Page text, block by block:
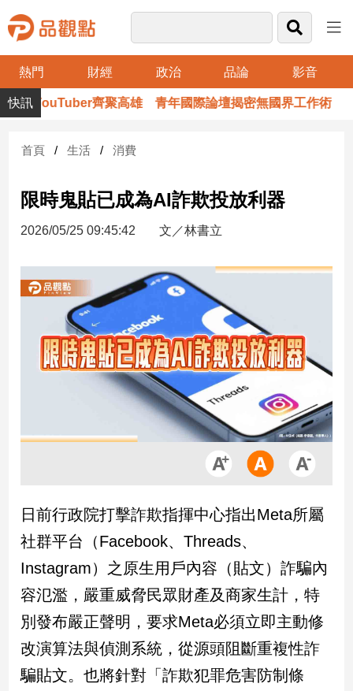
熱門 財經 政治 品論 影音
品
觀
財
台
財
新
聞
點
政
政
焦
點
品
觀
萬YouTuber齊聚高雄 青年國際論壇揭密無國界工作術
首頁 生活 消費
限時鬼貼已成為AI詐欺投放利器
2026/05/25 09:45:42 文／林書立
日前行政院打擊詐欺指揮中心指出Meta所屬
社群平台（Facebook、Threads、
Instagram）之原生用戶內容（貼文）詐騙內
容氾濫，嚴重威脅民眾財產及商家生計，特
別發布嚴正聲明，要求Meta必須立即主動修
改演算法與偵測系統，從源頭阻斷重複性詐
騙貼文。也將針對「詐欺犯罪危害防制條